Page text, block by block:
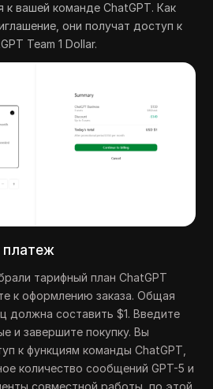
к вашей команде ChatGPT. Как
они получат доступ к
Team 1 Dollar.
платеж
тарифный план ChatGPT
к оформлению заказа. Общая
должна составить $1. Введите
и завершите покупку. Вы
к функциям команды ChatGPT,
количество сообщений GPT-5 и
совместной работы, по этой